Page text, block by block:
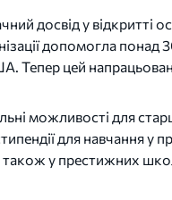
досвід у відкритті
допомогла
Тепер цей
можливості для
для навчання у
у престижних